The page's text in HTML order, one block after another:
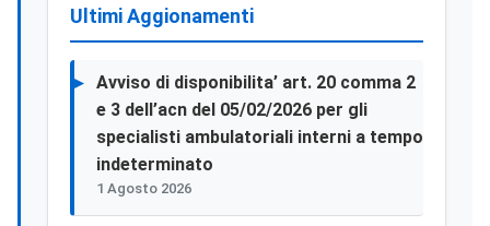
Ultimi Aggionamenti
Avviso di disponibilita’ art. 20 comma 2
e 3 dell’acn del 05/02/2026 per gli
specialisti ambulatoriali interni a tempo
indeterminato
1 Agosto 2026